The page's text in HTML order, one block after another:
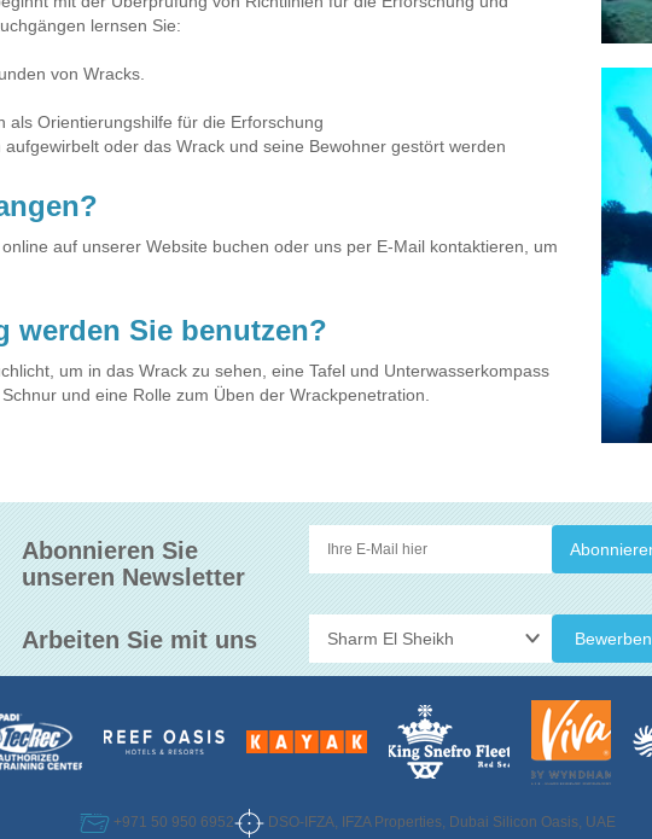
lernsen Sie:
von Wracks.
als Orientierungshilfe für die Erforschung
oder das Wrack und seine Bewohner gestört werden
auf unserer Website buchen oder uns per E-Mail kontaktieren, um
werden Sie benutzen?
um in das Wrack zu sehen, eine Tafel und Unterwasserkompass
und eine Rolle zum Üben der Wrackpenetration.
Abonnieren Sie
unseren Newsletter
Arbeiten Sie mit uns Bewerben
+971 50 950 6952 DSO-IFZA, IFZA Properties, Dubai Silicon Oasis, UAE